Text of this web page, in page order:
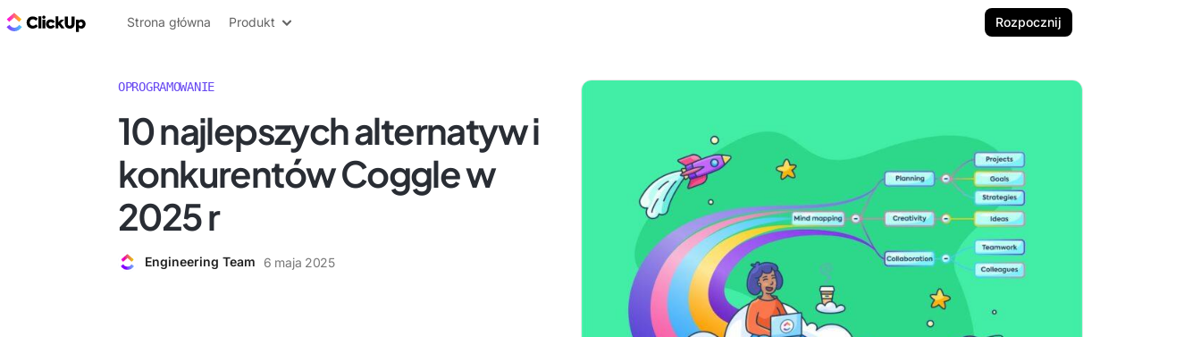
ClickUp Blog
Strona główna Produkt Rozpocznij
OPROGRAMOWANIE
10 najlepszych alternatyw i
konkurentów Coggle w
2025 r
Engineering Team 6 maja 2025